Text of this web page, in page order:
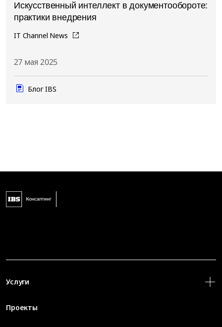
Искусственный интеллект в документообороте:
практики внедрения
IT Channel News
27 мая 2025
Блог IBS
Услуги
Проекты